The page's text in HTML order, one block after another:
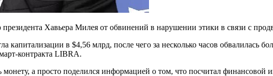
Хавьера Милея от обвинений в нарушении этики в связи с
капитализации в $4,56 млрд, после чего за несколько часов обвалилась
контракта LIBRA.
а просто поделился информацией о том, что посчитал финансовой